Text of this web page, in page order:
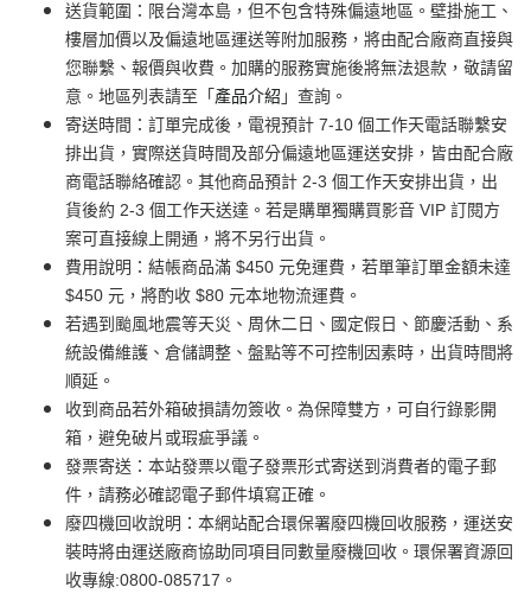
送貨範圍：限台灣本島，但不包含特殊偏遠地區。壁掛施工、
樓層加價以及偏遠地區運送等附加服務，將由配合廠商直接與
您聯繫、報價與收費。加購的服務實施後將無法退款，敬請留
意。地區列表請至「 產品介紹 」查詢。
寄送時間：訂單完成後，電視預計 7-10 個工作天電話聯繫安
排出貨，實際送貨時間及部分偏遠地區運送安排，皆由配合廠
商電話聯絡確認。其他商品預計 2-3 個工作天安排出貨，出
貨後約 2-3 個工作天送達。若是購單獨購買影音 VIP 訂閱方
案可直接線上開通，將不另行出貨。
費用說明：結帳商品滿 $450 元免運費，若單筆訂單金額未達
$450 元，將酌收 $80 元本地物流運費。
若遇到颱風地震等天災、周休二日、國定假日、節慶活動、系
統設備維護、倉儲調整、盤點等不可控制因素時，出貨時間將
順延。
收到商品若外箱破損請勿簽收。為保障雙方，可自行錄影開
箱，避免破片或瑕疵爭議。
發票寄送：本站發票以電子發票形式寄送到消費者的電子郵
件，請務必確認電子郵件填寫正確。
廢四機回收說明：本網站配合環保署廢四機回收服務，運送安
裝時將由運送廠商協助同項目同數量廢機回收。環保署資源回
收專線:0800-085717。